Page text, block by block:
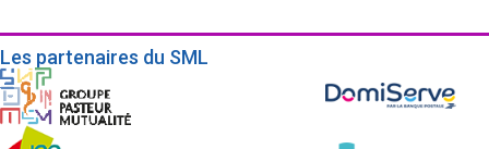
Les partenaires du SML